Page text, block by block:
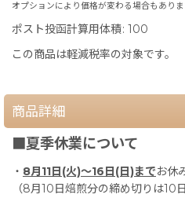
オプションにより価格が変わる場合もありま
ポスト投函計算用体積: 100
この商品は軽減税率の対象です。
商品詳細
■夏季休業について
・ 8月11日(火)〜16日(日)までお休
（8月10日焙煎分の締め切りは10